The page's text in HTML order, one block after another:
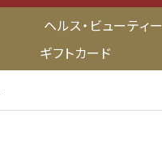
ヘルス・ビューティー
ギフトカード